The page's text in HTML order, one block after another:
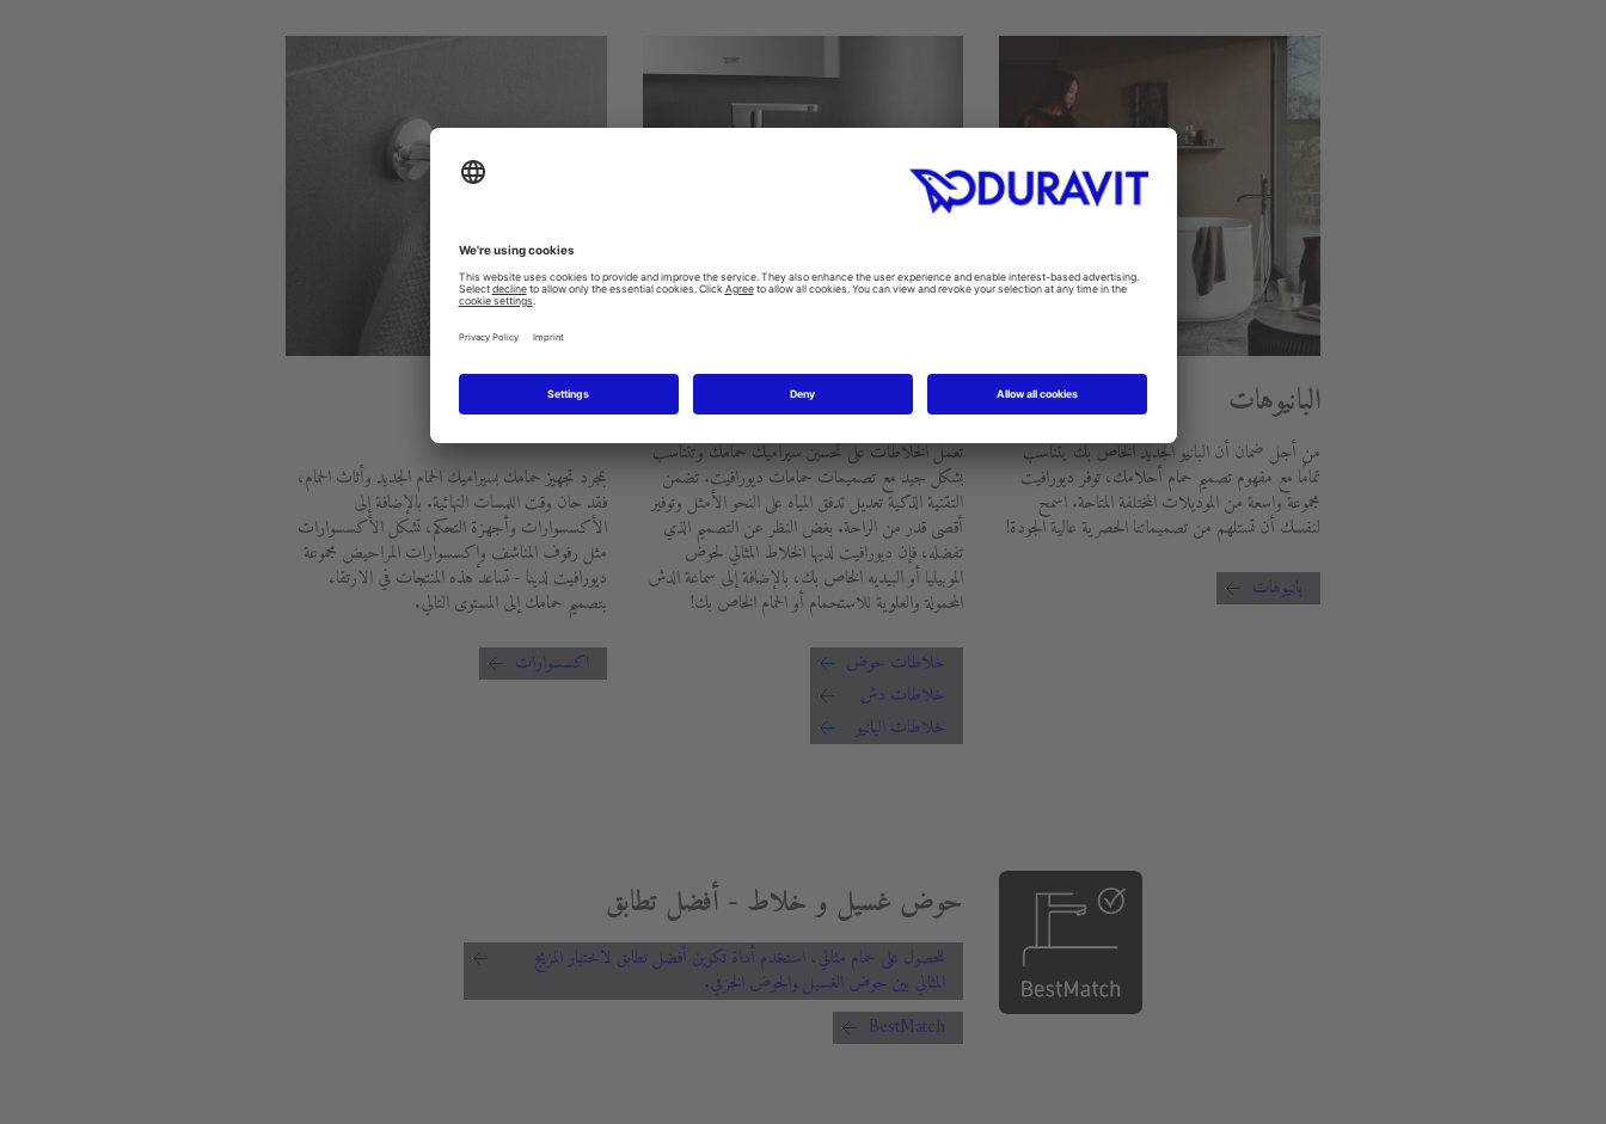
البانيوهات
من أجل ضمان أن البانيو الجديد الخاص بك يتناسب
تمامًا مع مفهوم تصميم حمام أحلامك، توفر ديورافيت
مجموعة واسعة من الموديلات المختلفة المتاحة. اسمح
لنفسك أن تستلهم من تصميماتنا الحصرية عالية الجودة!
بانيوهات
الخلاطات
تعمل الخلاطات على تحسين سيراميك حمامك وتتناسب
بشكل جيد مع تصميمات حمامات ديورافيت. تضمن
التقنية الذكية تعديل تدفق المياه على النحو الأمثل وتوفير
أقصى قدر من الراحة. بغض النظر عن التصميم الذي
تفضله، فإن ديورافيت لديها الخلاط المثالي لحوض
الموبيليا أو البيديه الخاص بك، بالإضافة إلى سماعة الدش
المحمولة والعلوية للاستحمام أو الحمام الخاص بك!
خلاطات حوض
خلاطات دش
خلاطات البانيو
الأكسسوارات
بمجرد تجهيز حمامك بسيراميك الحمام الجديد وأثاث الحمام،
فقد حان وقت اللمسات النهائية. بالإضافة إلى
الأكسسوارات وأجهزة التحكم، تشكل الأكسسوارات
مثل رفوف المناشف وإكسسوارات المراحيض مجموعة
ديورافيت لدينا - تساعد هذه المنتجات في الارتقاء
بتصميم حمامك إلى المستوى التالي.
اكسسوارات
حوض غسيل و خلاط - أفضل تطابق
للحصول على حمام مثالي، استخدم أداة تكوين أفضل تطابق لاختيار المزيج
المثالي بين حوض الغسيل والحوض الخزفي.
BestMatch